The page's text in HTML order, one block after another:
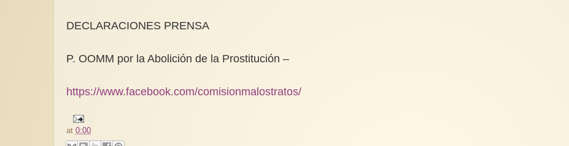
DECLARACIONES PRENSA
P. OOMM por la Abolición de la Prostitución –
https://www.facebook.com/comisionmalostratos/
at0:00